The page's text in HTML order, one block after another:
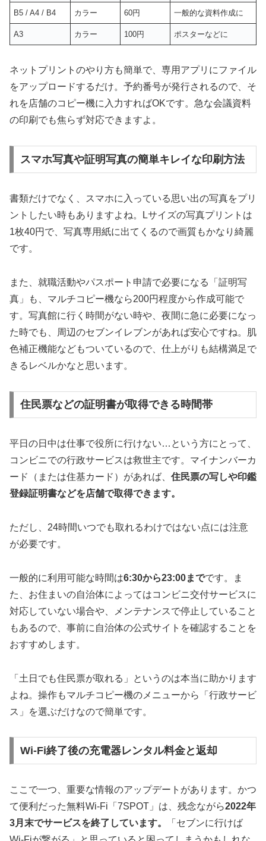
B5 / A4 / B4 カラー 60円 一般的な資料作成に
A3 カラー 100円 ポスターなどに
ネットプリントのやり方も簡単で、専用アプリにファイル
をアップロードするだけ。予約番号が発行されるので、そ
れを店舗のコピー機に入力すればOKです。急な会議資料
の印刷でも焦らず対応できますよ。
スマホ写真や証明写真の簡単キレイな印刷方法
書類だけでなく、スマホに入っている思い出の写真をプリ
ントしたい時もありますよね。Lサイズの写真プリントは
1枚40円で、写真専用紙に出てくるので画質もかなり綺麗
です。
また、就職活動やパスポート申請で必要になる「証明写
真」も、マルチコピー機なら200円程度から作成可能で
す。写真館に行く時間がない時や、夜間に急に必要になっ
た時でも、周辺のセブンイレブンがあれば安心ですね。肌
色補正機能などもついているので、仕上がりも結構満足で
きるレベルかなと思います。
住民票などの証明書が取得できる時間帯
平日の日中は仕事で役所に行けない…という方にとって、
コンビニでの行政サービスは救世主です。マイナンバーカ
ード（または住基カード）があれば、 住民票の写しや印鑑
登録証明書などを店舗で取得できます。
ただし、24時間いつでも取れるわけではない点には注意
が必要です。
一般的に利用可能な時間は6:30から23:00までです。ま
た、お住まいの自治体によってはコンビニ交付サービスに
対応していない場合や、メンテナンスで停止していること
もあるので、事前に自治体の公式サイトを確認することを
おすすめします。
「土日でも住民票が取れる」というのは本当に助かります
よね。操作もマルチコピー機のメニューから「行政サービ
ス」を選ぶだけなので簡単です。
Wi-Fi終了後の充電器レンタル料金と返却
ここで一つ、重要な情報のアップデートがあります。かつ
て便利だった無料Wi-Fi「7SPOT」は、残念ながら2022年
3月末でサービスを終了しています。
「セブンに行けば